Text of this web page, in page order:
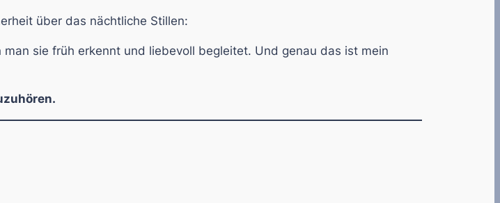
über das nächtliche Stillen:
man sie früh erkennt und liebevoll begleitet. Und genau das ist mein